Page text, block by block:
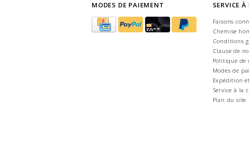
MODES DE PAIEMENT SERVICE
Faisons
Chemise
Conditions
Clause de
Politique de
Modes de
Expédition
Service à la
Plan du site